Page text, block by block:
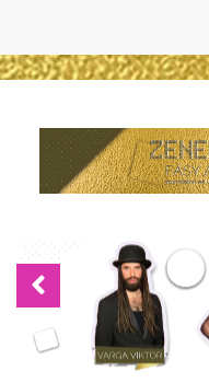
Previous